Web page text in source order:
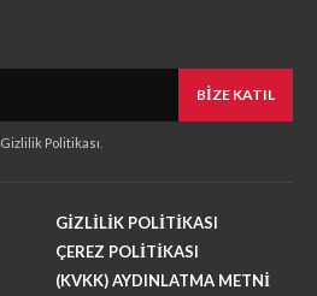
BIZE KATIL
Gizlilik Politikası
GİZLİLİK POLİTİKASI
ÇEREZ POLİTİKASI
(KVKK) AYDINLATMA METNİ